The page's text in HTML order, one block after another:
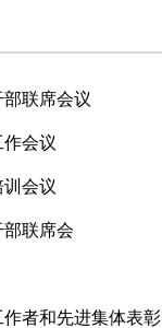
联席会议
作会议
训会议
联席会
者和先进集体表彰